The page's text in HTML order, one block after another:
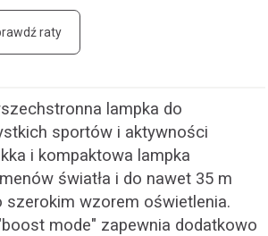
raty
lampka do
sportów i aktywności
i kompaktowa lampka
światła i do nawet 35 m
szerokim wzorem oświetlenia.
mode" zapewnia dodatkowo